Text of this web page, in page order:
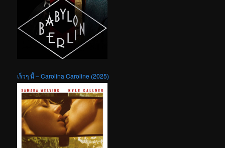
เร็วๆ นี้ – Carolina Caroline (2025)